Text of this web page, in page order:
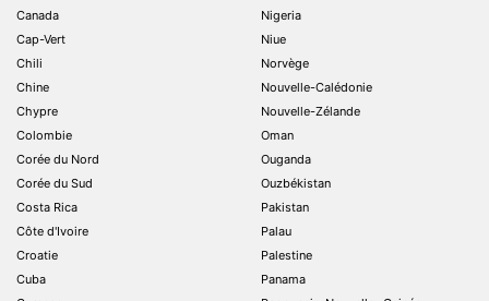
Canada
Cap-Vert
Chili
Chine
Chypre
Colombie
Corée du Nord
Corée du Sud
Costa Rica
Côte d'Ivoire
Croatie
Cuba
Nigeria
Niue
Norvège
Nouvelle-Calédonie
Nouvelle-Zélande
Oman
Ouganda
Ouzbékistan
Pakistan
Palau
Palestine
Panama